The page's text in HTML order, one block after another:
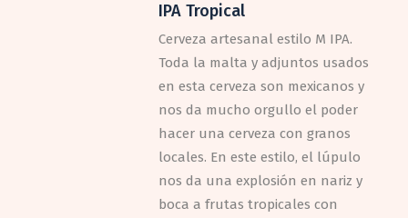
IPA Tropical
Cerveza artesanal estilo M IPA.
Toda la malta y adjuntos usados
en esta cerveza son mexicanos y
nos da mucho orgullo el poder
hacer una cerveza con granos
locales. En este estilo, el lúpulo
nos da una explosión en nariz y
boca a frutas tropicales con